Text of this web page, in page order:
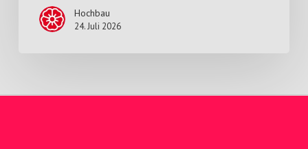
Hochbau
24. Juli 2026